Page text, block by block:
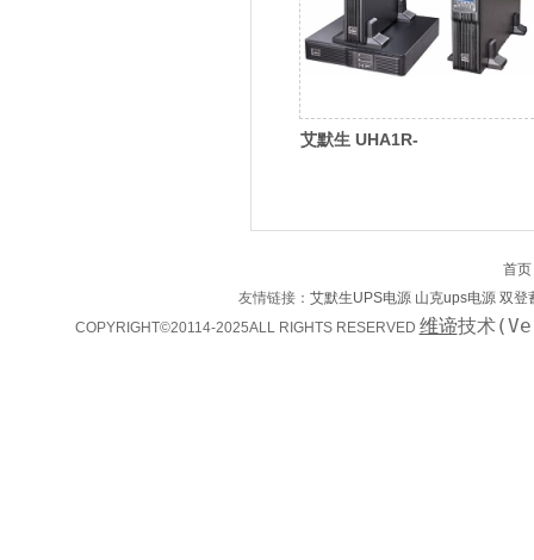
艾默生 UHA1R-
首页
友情链接： 艾默生UPS电源 山克ups电源 双登
COPYRIGHT©20114-2025ALL RIGHTS RESERVED 维谛技术